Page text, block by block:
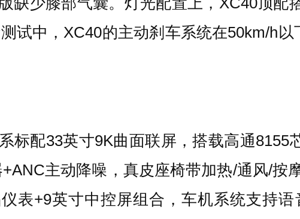
试中，XC40的主动刹车系统在50km/h
标配33英寸9K曲面联屏，搭载高通
主动降噪，真皮座椅带加热/通风/
表+9英寸中控屏组合，车机系统支持